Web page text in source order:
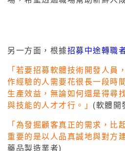
另一方面，根據招募中途轉職
「若要招募軟體技術開發人員
作經驗的人需要花很長一段時
生產效益，無論如何還是得尋
與技能的人才才行。」 (軟體開
「為發掘顧客真正的需求，比
重要的是以人品真誠地與對方
藥品製造業者)